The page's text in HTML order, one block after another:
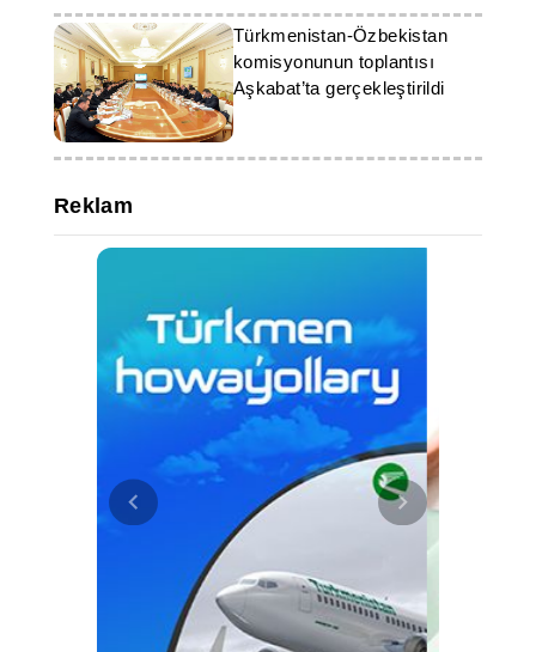
Türkmenistan-Özbekistan
komisyonunun toplantısı
Aşkabat’ta gerçekleştirildi
Reklam